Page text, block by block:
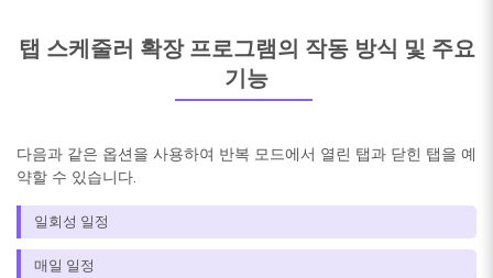
탭 스케줄러 확장 프로그램의 작동 방식 및 주요
기능
다음과 같은 옵션을 사용하여 반복 모드에서 열린 탭과 닫힌 탭을 예
약할 수 있습니다.
일회성 일정
매일 일정